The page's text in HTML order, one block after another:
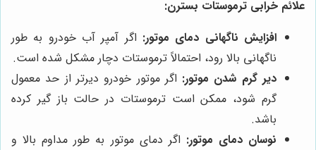
علائم خرابی ترموستات بسترن:
افزایش ناگهانی دمای موتور: اگر آمپر آب خودرو به طور
ناگهانی بالا رود، احتمالاً ترموستات دچار مشکل شده است.
دیر گرم شدن موتور: اگر موتور خودرو دیرتر از حد معمول
گرم شود، ممکن است ترموستات در حالت باز گیر کرده
باشد.
نوسان دمای موتور: اگر دمای موتور به طور مداوم بالا و